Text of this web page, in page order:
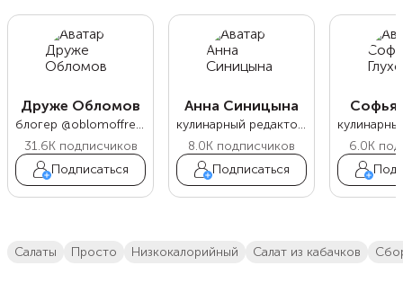
Друже Обломов
блогер @oblomoffrecipe
31.6Kподписчиков
Подписаться
Анна Синицына
кулинарный редактор Food.ru
8.0K подписчиков
Подписаться
Софья
6.0K
салаты просто низкокалорийный салат из кабачков